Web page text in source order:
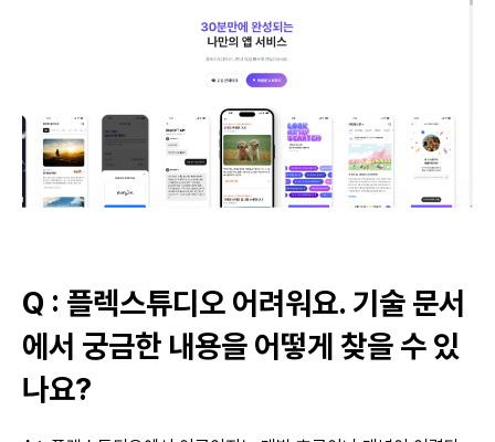
Q : 플렉스튜디오 어려워요. 기술 문서
에서 궁금한 내용을 어떻게 찾을 수 있
나요?